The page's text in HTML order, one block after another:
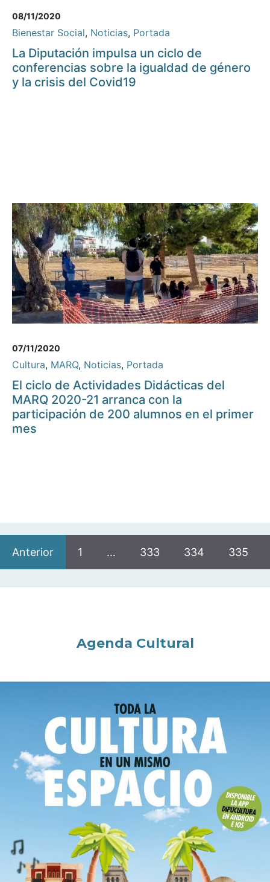
08/11/2020
Bienestar Social, Noticias, Portada
La Diputación impulsa un ciclo de
conferencias sobre la igualdad de género
y la crisis del Covid19
07/11/2020
Cultura, MARQ, Noticias, Portada
El ciclo de Actividades Didácticas del
MARQ 2020-21 arranca con la
participación de 200 alumnos en el primer
mes
Anterior 1 … 333 334 335
Agenda Cultural